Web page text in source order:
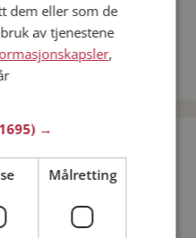
Kvinne
dem eller som de
av tjenestene
,
→
Målretting